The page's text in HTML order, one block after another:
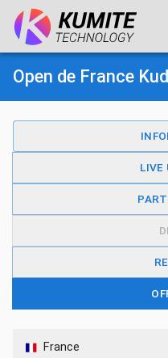
Open de France
LIVE
France